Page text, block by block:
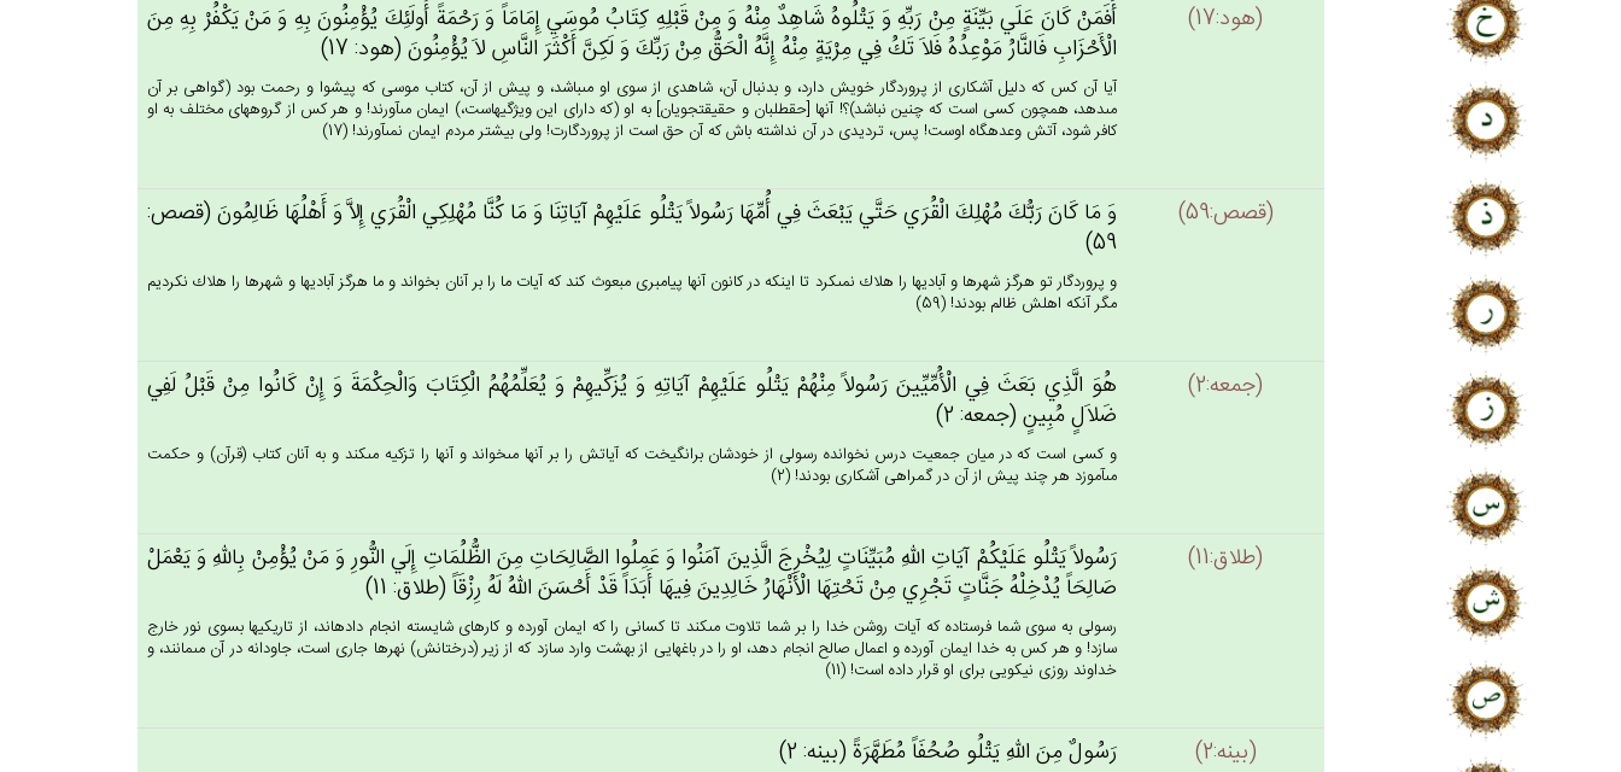
(هود:17)
أَفَمَنْ‌ كَان‌َ عَلَي‌ بَيِّنَة‌ٍ مِن‌ْ رَبِّه‌ِ وَ يَتْلُوه‌ُ شَاهِدٌ مِنْه‌ُ وَ مِنْ‌ قَبْلِه‌ِ كِتَاب‌ُ مُوسَي‌ إِمَامَاً وَ رَحْمَة‌ً أُولَئِك‌َ يُؤْمِنُون‌َ بِه‌ِ وَ مَنْ‌ يَكْفُرْ بِه‌ِ مِن‌َ
الْأَحْزَاب‌ِ فَالنَّارُ مَوْعِدُه‌ُ فَلاَ تَك‌ُ فِي‌ مِرْيَة‌ٍ مِنْه‌ُ إِنَّه‌ُ الْحَق‌ُّ مِنْ‌ رَبِّك‌َ وَ لَكِنَّ‌ أَكْثَرَ النَّاس‌ِ لاَ يُؤْمِنُون‌َ (هود: 17)
آيا آن كس كه دليل آشكارى از پروردگار خويش دارد، و بدنبال آن، شاهدى از سوى او مى‏باشد، و پيش از آن، كتاب موسى كه پيشوا و رحمت بود (گواهى بر آن
مى‏دهد، همچون كسى است كه چنين نباشد)؟! آنها [حق‏طلبان و حقيقت‏جويان‏] به او (كه داراى اين ويژگيهاست،) ايمان مى‏آورند! و هر كس از گروه‏هاى مختلف به او
كافر شود، آتش وعده‏گاه اوست! پس، ترديدى در آن نداشته باش كه آن حق است از پروردگارت! ولى بيشتر مردم ايمان نمى‏آورند! (17)
(قصص:59)
وَ مَا كَان‌َ رَبُّك‌َ مُهْلِك‌َ الْقُرَي‌ حَتَّي‌ يَبْعَث‌َ فِي‌ أُمِّهَا رَسُولاً يَتْلُو عَلَيْهِم‌ْ آيَاتِنَا وَ مَا كُنَّا مُهْلِكِي‌ الْقُرَي‌ إِلاَّ وَ أَهْلُهَا ظَالِمُون‌َ (قصص:
59)
و پروردگار تو هرگز شهرها و آباديها را هلاك نمى‏كرد تا اينكه در كانون آنها پيامبرى مبعوث كند كه آيات ما را بر آنان بخواند و ما هرگز آباديها و شهرها را هلاك نكرديم
مگر آنكه اهلش ظالم بودند! (59)
(جمعه:2)
هُوَ الَّذِي‌ بَعَث‌َ فِي‌ الْأُمِّيِّين‌َ رَسُولاً مِنْهُم‌ْ يَتْلُو عَلَيْهِم‌ْ آيَاتِه‌ِ وَ يُزَكِّيهِم‌ْ وَ يُعَلِّمُهُم‌ُ الْكِتَاب‌َ وَالْحِكْمَة‌َ وَ إِنْ‌ كَانُوا مِنْ‌ قَبْل‌ُ لَفِي‌
ضَلاَل‌ٍ مُبِين‌ٍ (جمعه: 2)
و كسى است كه در ميان جمعيت درس نخوانده رسولى از خودشان برانگيخت كه آياتش را بر آنها مى‏خواند و آنها را تزكيه مى‏كند و به آنان كتاب (قرآن) و حكمت
مى‏آموزد هر چند پيش از آن در گمراهى آشكارى بودند! (2)
(طلاق:11)
رَسُولاً يَتْلُو عَلَيْكُم‌ْ آيَات‌ِ الله‌ِ مُبَيِّنَات‌ٍ لِيُخْرِج‌َ الَّذِين‌َ آمَنُوا وَ عَمِلُوا الصَّالِحَات‌ِ مِن‌َ الظُّلُمَات‌ِ إِلَي‌ النُّورِ وَ مَنْ‌ يُؤْمِنْ‌ بِالله‌ِ وَ يَعْمَل‌ْ
صَالِحَاً يُدْخِلْه‌ُ جَنَّات‌ٍ تَجْرِي‌ مِنْ‌ تَحْتِهَا الْأَنْهَارُ خَالِدِين‌َ فِيهَا أَبَدَاً قَدْ أَحْسَن‌َ الله‌ُ لَه‌ُ رِزْقَاً (طلاق: 11)
رسولى به سوى شما فرستاده كه آيات روشن خدا را بر شما تلاوت مى‏كند تا كسانى را كه ايمان آورده و كارهاى شايسته انجام داده‏اند، از تاريكيها بسوى نور خارج
سازد! و هر كس به خدا ايمان آورده و اعمال صالح انجام دهد، او را در باغهايى از بهشت وارد سازد كه از زير (درختانش) نهرها جارى است، جاودانه در آن مى‏مانند، و
خداوند روزى نيكويى براى او قرار داده است! (11)
(بينه:2) رَسُول‌ٌ مِن‌َ الله‌ِ يَتْلُو صُحُفَاً مُطَهَّرَة‌ً (بينه: 2)